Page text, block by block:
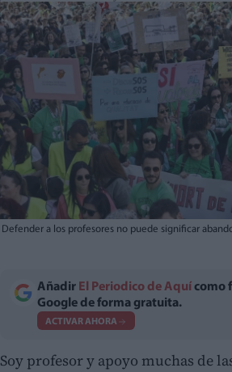
Defender a los profesores no puede significar
Añadir El Periodico de Aquí como
Google de forma gratuita.
ACTIVAR AHORA
Soy profesor y apoyo muchas de